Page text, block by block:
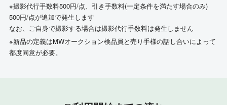
※撮影代行手数料500円/点、引き手数料(一定条件を満たす場合のみ)
500円/点が追加で発生します
なお、ご自身で撮影する場合は撮影代行手数料は発生しません
※新品の定義はMWオークション検品員と売り手様の話し合いによって
都度同意が必要。